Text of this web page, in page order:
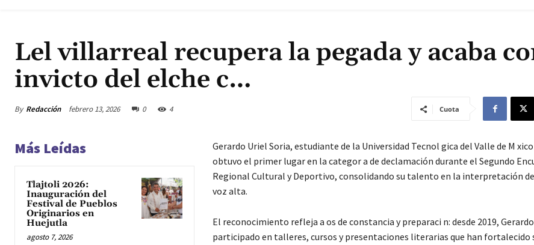
Lel villarreal recupera la pegada y acaba
invicto del elche c…
By Redacción febrero 13, 2026 0 4 Cuota
Más Leídas
Tlajtoli 2026:
Inauguración del
Festival de Pueblos
Originarios en
Huejutla
agosto 7, 2026
Gerardo Uriel Soria, estudiante de la Universidad Tecnol gica del Valle de M
obtuvo el primer lugar en la categor a de declamación durante el Segundo
Regional Cultural y Deportivo, consolidando su talento en la interpretación de
voz alta.
El reconocimiento refleja a os de constancia y preparaci n: desde 2019,
participado en talleres, cursos y presentaciones literarias que han fortalecido